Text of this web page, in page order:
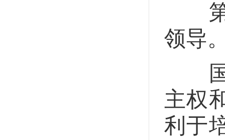
第
领导
国
主权
利于